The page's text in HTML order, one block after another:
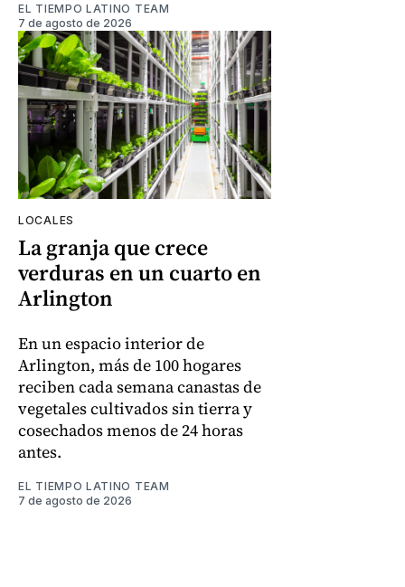
EL TIEMPO LATINO TEAM
7 de agosto de 2026
LOCALES
La granja que crece
verduras en un cuarto en
Arlington
En un espacio interior de
Arlington, más de 100 hogares
reciben cada semana canastas de
vegetales cultivados sin tierra y
cosechados menos de 24 horas
antes.
EL TIEMPO LATINO TEAM
7 de agosto de 2026